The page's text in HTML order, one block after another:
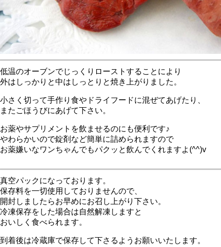
低温のオーブンでじっくりローストすることにより
外はしっかりと中はしっとりと焼き上がりました。
小さく切って手作り食やドライフードに混ぜてあげたり、
またごほうびにあげて下さい。
お薬やサプリメントを飲ませるのにも便利です♪
やわらかいので錠剤など簡単に詰められますので
お薬嫌いなワンちゃんでもパクッと飲んでくれますよ(^^)v
真空パックになっております。
保存料を一切使用しておりませんので、
開封しましたらお早めにお召し上がり下さい。
冷凍保存をした場合は自然解凍しますと
おいしく食べられます。
到着後は冷蔵庫で保存して下さるようお願いいたします。